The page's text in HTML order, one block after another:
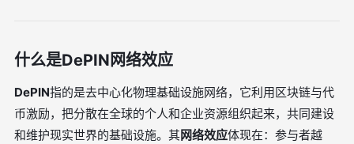
什么是DePIN网络效应
DePIN指的是去中心化物理基础设施网络，它利用区块链与代
币激励，把分散在全球的个人和企业资源组织起来，共同建设
和维护现实世界的基础设施。其网络效应体现在：参与者越